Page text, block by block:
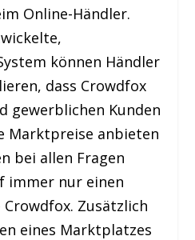
Online-Händler.
können Händler
dass Crowdfox
gewerblichen Kunden
Marktpreise anbieten
bei allen Fragen
immer nur einen
Zusätzlich
eines Marktplatzes